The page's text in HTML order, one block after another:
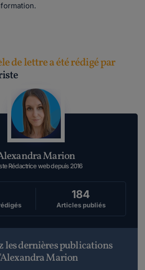
de lettre a été rédigé par
Marion
Rédactrice web depuis 2016
184
Articles publiés
les dernières publications
Marion